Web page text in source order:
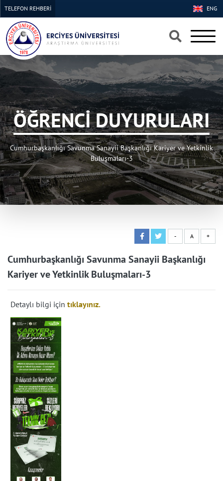
×
×
ENG
TELEFON REHBERİ
ÖĞRENCİ DUYURULARI
Cumhurbaşkanlığı Savunma Sanayii Başkanlığı Kariyer ve Yetkinlik
Buluşmaları-3
- A +
Cumhurbaşkanlığı Savunma Sanayii Başkanlığı
Kariyer ve Yetkinlik Buluşmaları-3
Detaylı bilgi için tıklayınız.